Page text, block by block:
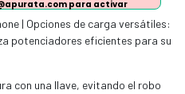
para activar
| Opciones de carga versátiles:
potenciadores eficientes para su
con una llave, evitando el robo